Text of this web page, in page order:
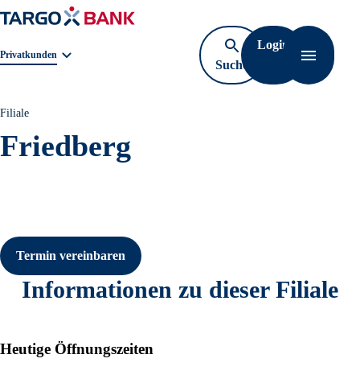
Geschäftsbereichnavigation. Aktuelle Auswahl:
Privatkunden
Suche
öffnen
Login
Filiale
Friedberg
Termin vereinbaren
Informationen zu dieser Filiale
Heutige Öffnungszeiten